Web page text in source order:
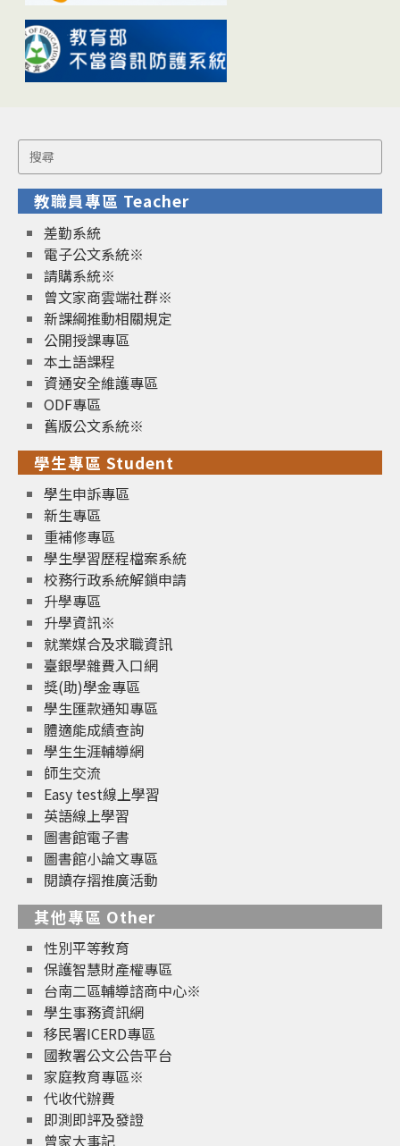
Search
for:
教職員專區 Teacher
差勤系統
電子公文系統※
請購系統※
曾文家商雲端社群※
新課綱推動相關規定
公開授課專區
本土語課程
資通安全維護專區
ODF專區
舊版公文系統※
學生專區 Student
學生申訴專區
新生專區
重補修專區
學生學習歷程檔案系統
校務行政系統解鎖申請
升學專區
升學資訊※
就業媒合及求職資訊
臺銀學雜費入口網
獎(助)學金專區
學生匯款通知專區
體適能成績查詢
學生生涯輔導網
師生交流
Easy test線上學習
英語線上學習
圖書館電子書
圖書館小論文專區
閱讀存摺推廣活動
其他專區 Other
性別平等教育
保護智慧財產權專區
台南二區輔導諮商中心※
學生事務資訊網
移民署ICERD專區
國教署公文公告平台
家庭教育專區※
代收代辦費
即測即評及發證
曾家大事記